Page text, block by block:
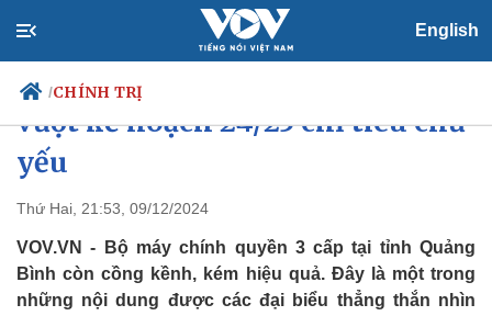
English
/CHÍNH TRỊ
Chính trị
Tổ chức nhân sự
Quốc hội
Nhận diện sự thật
Tin 24h
Dự báo thời tiết
Giáo dục
Dấu ấn VOV
Quảng Bình thực hiện đạt và
vượt kế hoạch 24/25 chỉ tiêu chủ
yếu
Thứ Hai, 21:53, 09/12/2024
VOV.VN - Bộ máy chính quyền 3 cấp tại tỉnh Quảng
Bình còn cồng kềnh, kém hiệu quả. Đây là một trong
những nội dung được các đại biểu thẳng thắn nhìn